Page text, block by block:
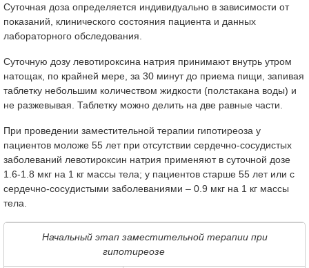
Суточная доза определяется индивидуально в зависимости от
показаний, клинического состояния пациента и данных
лабораторного обследования.
Суточную дозу левотироксина натрия принимают внутрь утром
натощак, по крайней мере, за 30 минут до приема пищи, запивая
таблетку небольшим количеством жидкости (полстакана воды) и
не разжевывая. Таблетку можно делить на две равные части.
При проведении заместительной терапии гипотиреоза у
пациентов моложе 55 лет при отсутствии сердечно-сосудистых
заболеваний левотироксин натрия применяют в суточной дозе
1.6-1.8 мкг на 1 кг массы тела; у пациентов старше 55 лет или с
сердечно-сосудистыми заболеваниями – 0.9 мкг на 1 кг массы
тела.
Начальный этап заместительной терапии при
гипотиреозе